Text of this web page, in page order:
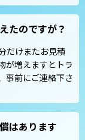
たのですが？
だけまたお見積
が増えますとトラ
事前にご連絡下さ
はあります